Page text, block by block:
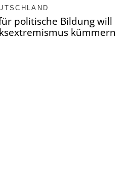
politische Bildung will
kümmern